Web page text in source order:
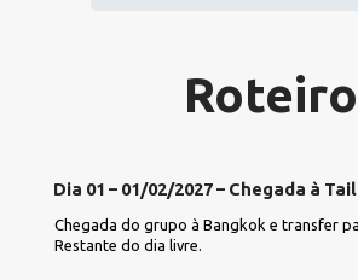
Roteiro
Dia 01 – 01/02/2027 – Chegada à
Chegada do grupo à Bangkok e transfer
Restante do dia livre.